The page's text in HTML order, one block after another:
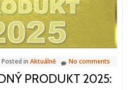
Posted in Aktuálně No comments
PRODUKT 2025: